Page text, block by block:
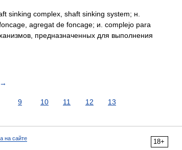
complex, shaft sinking system; н.
agregat de foncage; и. complejo para
предназначенных для выполнения
→
9 10 11 12 13
18+
на сайте